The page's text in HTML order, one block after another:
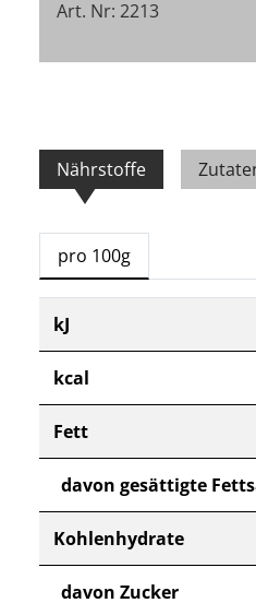
Art. Nr: 2213
Nährstoffe
pro 100g
kJ
kcal
Fett
davon gesättigte
Kohlenhydrate
davon Zucker